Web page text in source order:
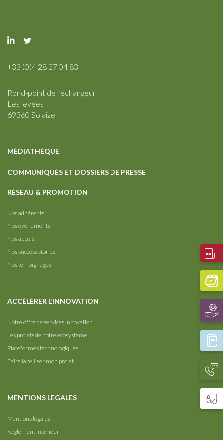
+33 (0)4 28 27 04 83
Rond-point de l’échangeur
Les levées
69360 Solaize
MÉDIATHÈQUE
COMMUNIQUÉS ET DOSSIERS DE PRESSE
RÉSEAU & PROMOTION
Nos adhérents
Nos événements
Nos appels
Nos success stories
Nos témoignages
ACCÉLÉRER L’INNOVATION
Notre offre de services Innovation
Les projets de notre écosystème
Plateformes technologiques
Faire labelliser mon projet
MENTIONS LEGALES
Mentions légales
Règlement intérieur